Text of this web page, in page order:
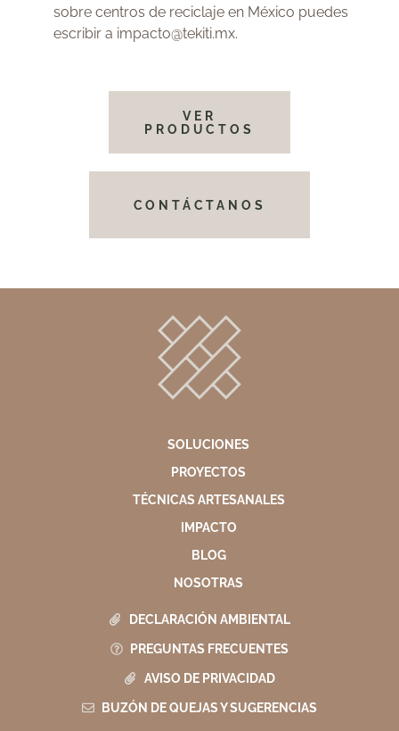
sobre centros de reciclaje en México puedes
escribir a impacto@tekiti.mx.
VER
PRODUCTOS
CONTÁCTANOS
SOLUCIONES
PROYECTOS
TÉCNICAS ARTESANALES
IMPACTO
BLOG
NOSOTRAS
DECLARACIÓN AMBIENTAL
PREGUNTAS FRECUENTES
AVISO DE PRIVACIDAD
BUZÓN DE QUEJAS Y SUGERENCIAS